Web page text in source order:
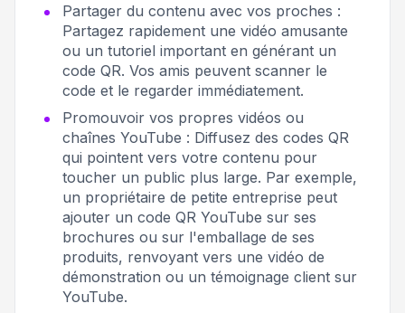
Partager du contenu avec vos proches :
Partagez rapidement une vidéo amusante
ou un tutoriel important en générant un
code QR. Vos amis peuvent scanner le
code et le regarder immédiatement.
Promouvoir vos propres vidéos ou
chaînes YouTube : Diffusez des codes QR
qui pointent vers votre contenu pour
toucher un public plus large. Par exemple,
un propriétaire de petite entreprise peut
ajouter un code QR YouTube sur ses
brochures ou sur l'emballage de ses
produits, renvoyant vers une vidéo de
démonstration ou un témoignage client sur
YouTube.